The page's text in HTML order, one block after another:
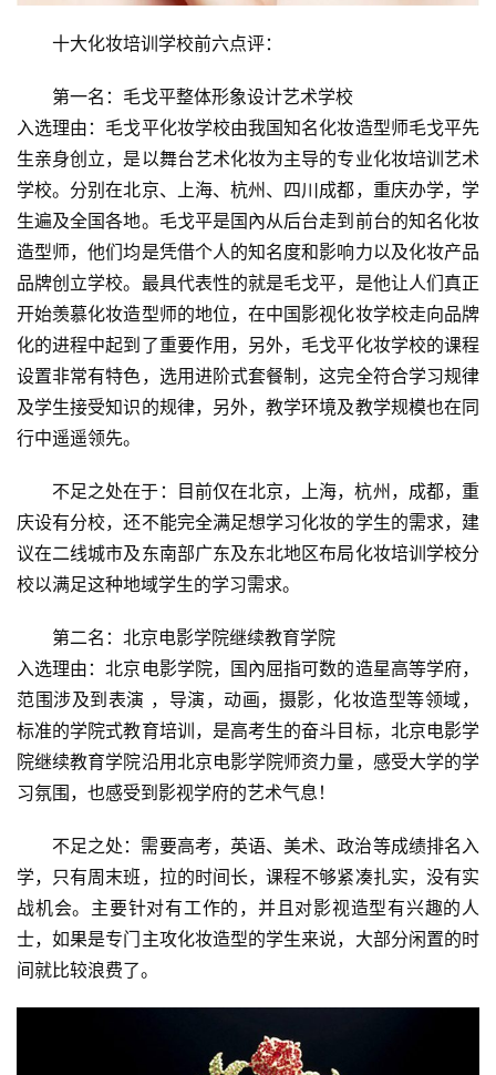
十大化妆培训学校前六点评：
第一名：毛戈平整体形象设计艺术学校
入选理由：毛戈平化妆学校由我国知名化妆造型师毛戈平先
生亲身创立，是以舞台艺术化妆为主导的专业化妆培训艺术
学校。分别在北京、上海、杭州、四川成都，重庆办学，学
生遍及全国各地。毛戈平是国內从后台走到前台的知名化妆
造型师，他们均是凭借个人的知名度和影响力以及化妆产品
品牌创立学校。最具代表性的就是毛戈平，是他让人们真正
开始羡慕化妆造型师的地位，在中国影视化妆学校走向品牌
化的进程中起到了重要作用，另外，毛戈平化妆学校的课程
设置非常有特色，选用进阶式套餐制，这完全符合学习规律
及学生接受知识的规律，另外，教学环境及教学规模也在同
行中遥遥领先。
不足之处在于：目前仅在北京，上海，杭州，成都，重
庆设有分校，还不能完全满足想学习化妆的学生的需求，建
议在二线城市及东南部广东及东北地区布局化妆培训学校分
校以满足这种地域学生的学习需求。
第二名：北京电影学院继续教育学院
入选理由：北京电影学院，国內屈指可数的造星高等学府，
范围涉及到表演 ，导演，动画，摄影，化妆造型等领域，
标准的学院式教育培训，是高考生的奋斗目标，北京电影学
院继续教育学院沿用北京电影学院师资力量，感受大学的学
习氛围，也感受到影视学府的艺术气息！
不足之处：需要高考，英语、美术、政治等成绩排名入
学，只有周末班，拉的时间长，课程不够紧凑扎实，没有实
战机会。主要针对有工作的，并且对影视造型有兴趣的人
士，如果是专门主攻化妆造型的学生来说，大部分闲置的时
间就比较浪费了。